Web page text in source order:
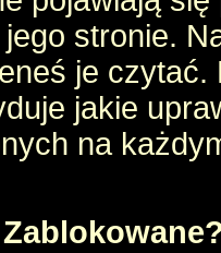
stronie.
je czytać.
jakie
na